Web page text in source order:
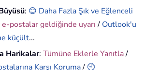
: 😊 Daha Fazla Şık ve Eğlenceli
postalar geldiğinde uyarı/ Outlook'u
küçült...
Harikalar:Tümüne Eklerle Yanıtla/
Karşı Koruma/ 🕘